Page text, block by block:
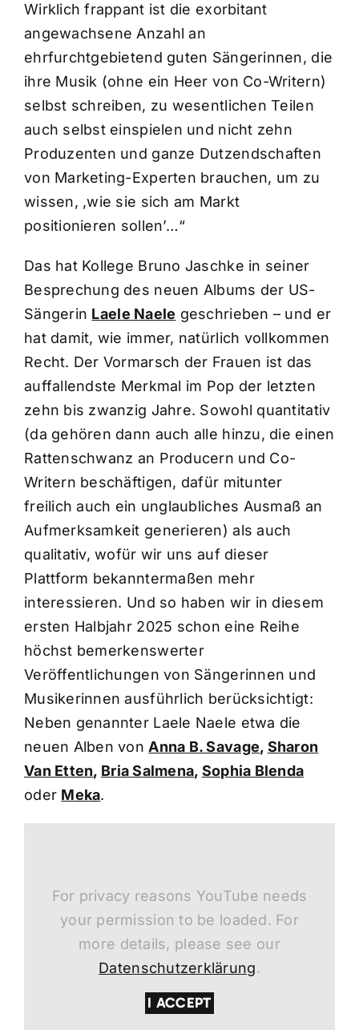
Wirklich frappant ist die exorbitant
angewachsene Anzahl an
ehrfurchtgebietend guten Sängerinnen, die
ihre Musik (ohne ein Heer von Co-Writern)
selbst schreiben, zu wesentlichen Teilen
auch selbst einspielen und nicht zehn
Produzenten und ganze Dutzendschaften
von Marketing-Experten brauchen, um zu
wissen, ,wie sie sich am Markt
positionieren sollen’…“
Das hat Kollege Bruno Jaschke in seiner
Besprechung des neuen Albums der US-
Sängerin Laele Naele geschrieben – und er
hat damit, wie immer, natürlich vollkommen
Recht. Der Vormarsch der Frauen ist das
auffallendste Merkmal im Pop der letzten
zehn bis zwanzig Jahre. Sowohl quantitativ
(da gehören dann auch alle hinzu, die einen
Rattenschwanz an Producern und Co-
Writern beschäftigen, dafür mitunter
freilich auch ein unglaubliches Ausmaß an
Aufmerksamkeit generieren) als auch
qualitativ, wofür wir uns auf dieser
Plattform bekanntermaßen mehr
interessieren. Und so haben wir in diesem
ersten Halbjahr 2025 schon eine Reihe
höchst bemerkenswerter
Veröffentlichungen von Sängerinnen und
Musikerinnen ausführlich berücksichtigt:
Neben genannter Laele Naele etwa die
neuen Alben von Anna B. Savage, Sharon
Van Etten, Bria Salmena, Sophia Blenda
oder Meka.
For privacy reasons YouTube needs
your permission to be loaded. For
more details, please see our
Datenschutzerklärung.
I ACCEPT